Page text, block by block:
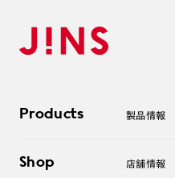
Products 製品情報
サングラス
Shop 店舗情報